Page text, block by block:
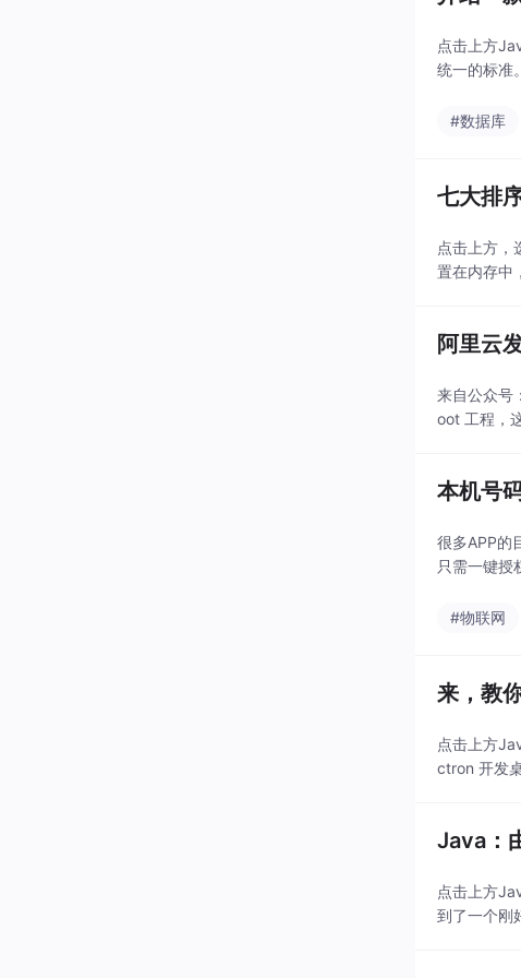
点击上方
统一的标准
#数据库
七大排
点击上方，
置在内存中
阿里云
来自公众号
oot 工程，
本机号
很多APP的
只需一键授
#物联网
来，教
点击上方
ctron 开发
Java：
点击上方
到了一个刚